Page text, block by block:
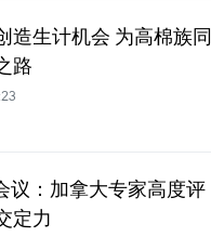
造生计机会 为高棉族同
路
议：加拿大专家高度评
定力